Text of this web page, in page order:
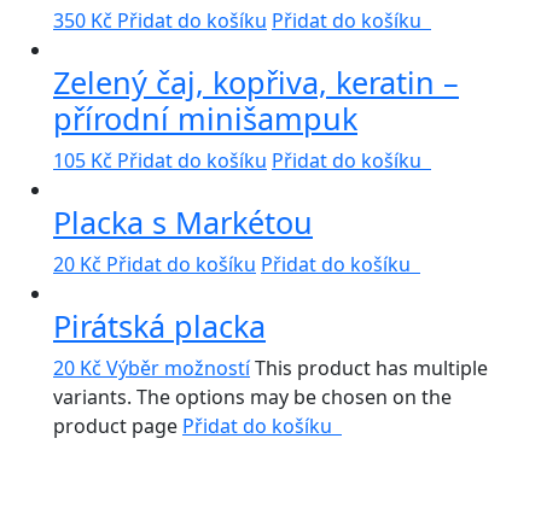
350 Kč Přidat do košíku Přidat do košíku
Zelený čaj, kopřiva, keratin –
přírodní minišampuk
105 Kč Přidat do košíku Přidat do košíku
Placka s Markétou
20 Kč Přidat do košíku Přidat do košíku
Pirátská placka
20 Kč Výběr možnostíThis product has multiple
variants. The options may be chosen on the
product page Přidat do košíku